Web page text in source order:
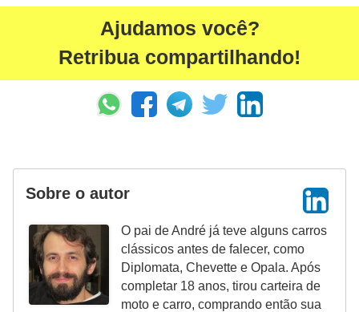
Ajudamos você?
Retribua compartilhando!
Sobre o autor
O pai de André já teve alguns carros
clássicos antes de falecer, como
Diplomata, Chevette e Opala. Após
completar 18 anos, tirou carteira de
moto e carro, comprando então sua